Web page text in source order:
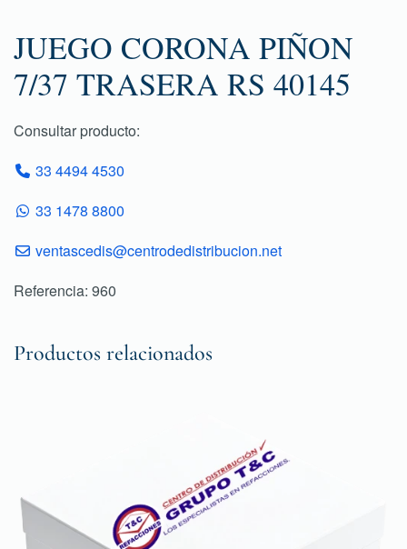
JUEGO CORONA PIÑON
7/37 TRASERA RS 40145
Consultar producto:
33 4494 4530
33 1478 8800
ventascedis@centrodedistribucion.net
Referencia: 960
Productos relacionados